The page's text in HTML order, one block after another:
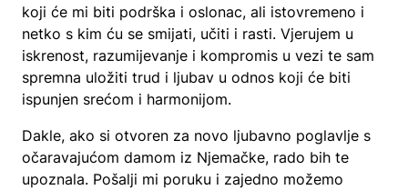
koji će mi biti podrška i oslonac, ali istovremeno i
netko s kim ću se smijati, učiti i rasti. Vjerujem u
iskrenost, razumijevanje i kompromis u vezi te sam
spremna uložiti trud i ljubav u odnos koji će biti
ispunjen srećom i harmonijom.
Dakle, ako si otvoren za novo ljubavno poglavlje s
očaravajućom damom iz Njemačke, rado bih te
upoznala. Pošalji mi poruku i zajedno možemo